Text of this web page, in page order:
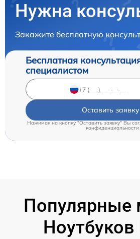
Нужна
Закажите бесплатную
Бесплатная
специалистом
Оставить заявку
Нажимая на кнопку "Оставить заявку" Вы
конфиденциальности
Популярные
Ноутбуков